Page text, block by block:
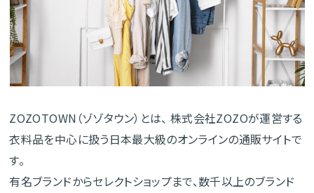
ZOZOTOWN（ゾゾタウン）とは、 株式会社ZOZOが運営する
衣料品を中心に扱う日本最大級のオンラインの通販サイトで
す。
有名ブランドからセレクトショップまで、数千以上のブランド